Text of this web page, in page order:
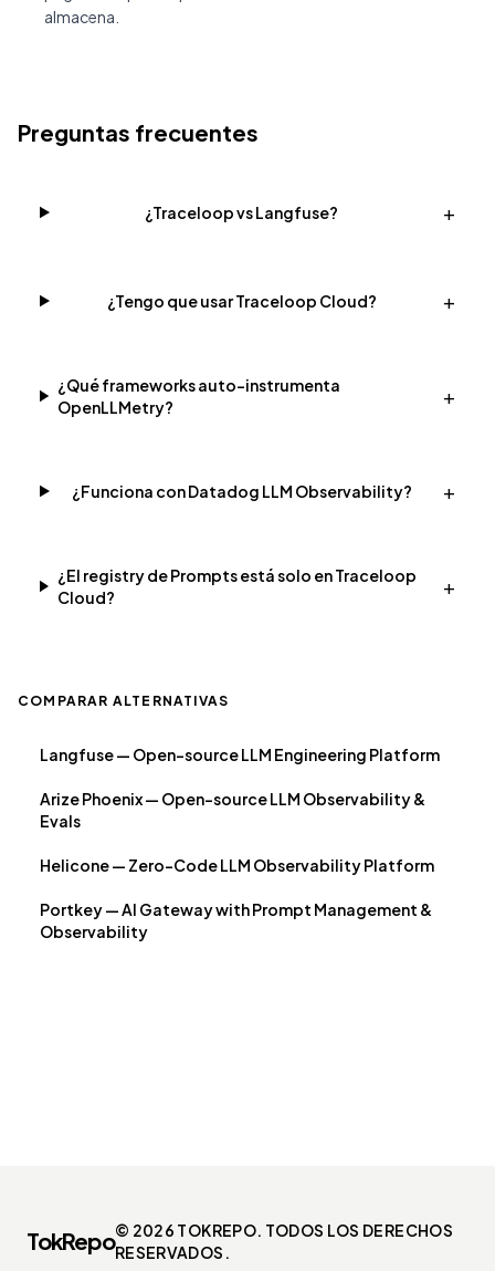
almacena.
Preguntas frecuentes
¿Traceloop vs Langfuse? +
¿Tengo que usar Traceloop Cloud? +
¿Qué frameworks auto-instrumenta
OpenLLMetry?
+
¿Funciona con Datadog LLM Observability? +
¿El registry de Prompts está solo en Traceloop
Cloud?
+
COMPARAR ALTERNATIVAS
Langfuse — Open-source LLM Engineering Platform
Arize Phoenix — Open-source LLM Observability &
Evals
Helicone — Zero-Code LLM Observability Platform
Portkey — AI Gateway with Prompt Management &
Observability
TokRepo© 2026 TOKREPO. TODOS LOS DERECHOS
RESERVADOS.